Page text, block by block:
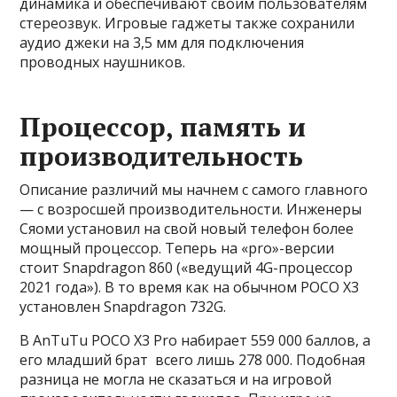
стереозвук. Игровые гаджеты также сохранили
аудио джеки на 3,5 мм для подключения
проводных наушников.
Процессор, память и
производительность
Описание различий мы начнем с самого главного
— с возросшей производительности. Инженеры
Сяоми установил на свой новый телефон более
мощный процессор. Теперь на «pro»-версии
стоит Snapdragon 860 («ведущий 4G-процессор
2021 года»). В то время как на обычном POCO X3
установлен Snapdragon 732G.
В AnTuTu POCO X3 Pro набирает 559 000 баллов, а
его младший брат всего лишь 278 000. Подобная
разница не могла не сказаться и на игровой